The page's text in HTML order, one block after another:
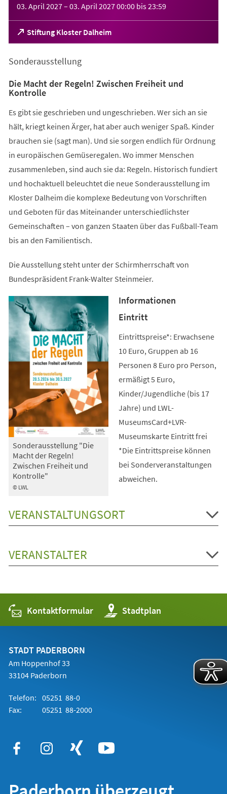
03. April 2027– 03. April 202700:00 bis23:59
Stiftung Kloster Dalheim
(Öffnet
in
neuen
Sonderausstellung
Die Macht der Regeln! Zwischen Freiheit und
Kontrolle
Es gibt sie geschrieben und ungeschrieben. Wer sich an sie
hält, kriegt keinen Ärger, hat aber auch weniger Spaß. Kinder
brauchen sie (sagt man). Und sie sorgen endlich für Ordnung
in europäischen Gemüseregalen. Wo immer Menschen
zusammenleben, sind auch sie da: Regeln. Historisch fundiert
und hochaktuell beleuchtet die neue Sonderausstellung im
Kloster Dalheim die komplexe Bedeutung von Vorschriften
und Geboten für das Miteinander unterschiedlichster
Gemeinschaften – von ganzen Staaten über das Fußball-Team
bis an den Familientisch.
Die Ausstellung steht unter der Schirmherrschaft von
Bundespräsident Frank-Walter Steinmeier.
© LWL
Sonderausstellung "Die
Macht der Regeln!
Zwischen Freiheit und
Kontrolle"
Informationen
Eintritt
Eintrittspreise*: Erwachsene
10 Euro, Gruppen ab 16
Personen 8 Euro pro Person,
ermäßigt 5 Euro,
Kinder/Jugendliche (bis 17
Jahre) und LWL-
MuseumsCard+LVR-
Museumskarte Eintritt frei
*Die Eintrittspreise können
bei Sonderveranstaltungen
abweichen.
VERANSTALTUNGSORT
VERANSTALTER
Kontaktformular Stadtplan
(Öffnet
in
einem
STADT PADERBORN
Am Hoppenhof 33
33104 Paderborn
Telefon: 05251 88-0
Fax:
05251 88-2000